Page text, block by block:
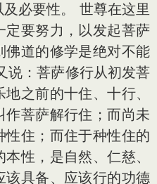
必要性。 世尊在这里
定要努力，以发起菩萨
佛道的修学是绝对不能
说：菩萨修行从初发菩
之前的十住、十行、
菩萨解行住；而尚未
住；而住于种性住的
性，是自然、仁慈、
该具备、应该行的功德